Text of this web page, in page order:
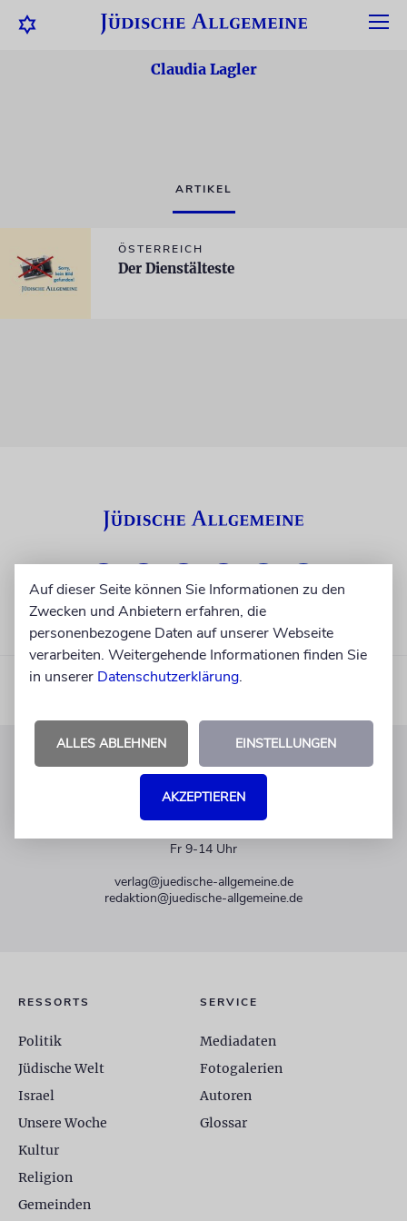
Claudia Lagler
ARTIKEL
ÖSTERREICH
Der Dienstälteste
KUNDENSERVICE
Fr 9-14 Uhr
verlag@juedische-allgemeine.de
redaktion@juedische-allgemeine.de
RESSORTS
Politik
Jüdische Welt
Israel
Unsere Woche
Kultur
Religion
Gemeinden
SERVICE
Mediadaten
Fotogalerien
Autoren
Glossar
Auf dieser Seite können Sie Informationen zu den
Zwecken und Anbietern erfahren, die
personenbezogene Daten auf unserer Webseite
verarbeiten. Weitergehende Informationen finden Sie
in unserer Datenschutzerklärung.
ALLES ABLEHNEN EINSTELLUNGEN
AKZEPTIEREN